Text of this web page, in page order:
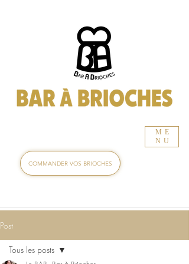
ME
NU
COMMANDER VOS BRIOCHES
Post
Tous les posts